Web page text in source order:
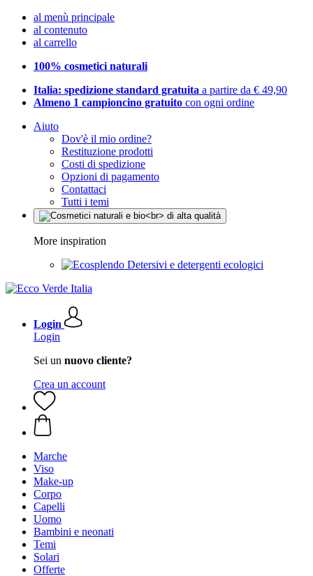
al menù principale
al contenuto
al carrello
100% cosmetici naturali
Italia: spedizione standard gratuita a partire da € 49,90
Almeno 1 campioncino gratuito con ogni ordine
Aiuto
Dov'è il mio ordine?
Restituzione prodotti
Costi di spedizione
Opzioni di pagamento
Contattaci
Tutti i temi
More inspiration
Detersivi e detergenti ecologici
Login
Login
Sei un nuovo cliente?
Crea un account
Marche
Viso
Make-up
Corpo
Capelli
Uomo
Bambini e neonati
Temi
Solari
Offerte